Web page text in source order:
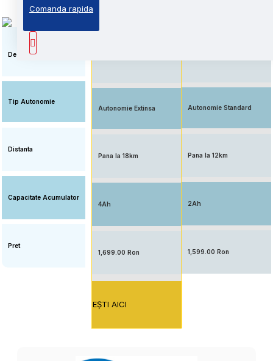
Comanda rapida
Descriere
Tip Autonomie
Distanta
Capacitate Acumulator
Pret
Autonomie extinsa, prin
Autonomie Extinsa
Pana la 18km
4Ah
1,699.00 Ron
EŞTI AICI
Autonomie Standard
Pana la 12km
2Ah
1,599.00 Ron